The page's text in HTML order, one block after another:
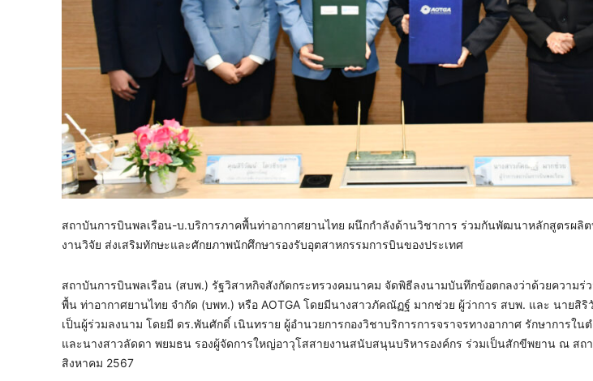
สถาบันการบินพลเรือน-บ.บริการภาคพื้นท่าอากาศยานไทย ผนึกกำลังด้านวิชาการ ร่วมกันพัฒนาหลักสูตรผ
งานวิจัย ส่งเสริมทักษะและศักยภาพนักศึกษารองรับอุตสาหกรรมการบินของประเทศ
สถาบันการบินพลเรือน (สบพ.) รัฐวิสาหกิจสังกัดกระทรวงคมนาคม จัดพิธีลงนามบันทึกข้อตกลงว่าด้วยความร่
พื้น ท่าอากาศยานไทย จำกัด (บพท.) หรือ AOTGA โดยมีนางสาวภัคณัฏฐ์ มากช่วย ผู้ว่าการ สบพ. และ นายสิ
เป็นผู้ร่วมลงนาม โดยมี ดร.พันศักดิ์ เนินทราย ผู้อำนวยการกองวิชาบริการการจราจรทางอากาศ รักษาการใน
และนางสาวลัดดา พยมธน รองผู้จัดการใหญ่อาวุโสสายงานสนับสนุนบริหารองค์กร ร่วมเป็นสักขีพยาน ณ สถ
สิงหาคม 2567